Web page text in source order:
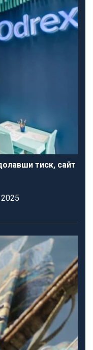
тиск, сайт
2025